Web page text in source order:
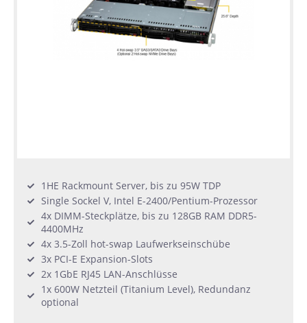
1HE Rackmount Server, bis zu 95W TDP
Single Sockel V, Intel E-2400/Pentium-Prozessor
4x DIMM-Steckplätze, bis zu 128GB RAM DDR5-
4400MHz
4x 3.5-Zoll hot-swap Laufwerkseinschübe
3x PCI-E Expansion-Slots
2x 1GbE RJ45 LAN-Anschlüsse
1x 600W Netzteil (Titanium Level), Redundanz
optional